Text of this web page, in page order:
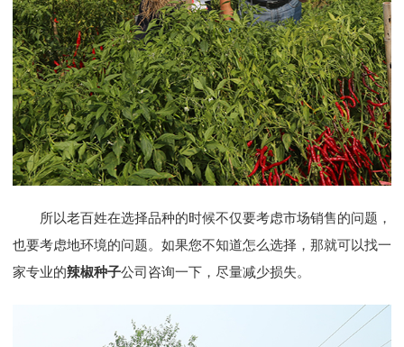
所以老百姓在选择品种的时候不仅要考虑市场销售的问题，
也要考虑地环境的问题。如果您不知道怎么选择，那就可以找一
家专业的辣椒种子公司咨询一下，尽量减少损失。